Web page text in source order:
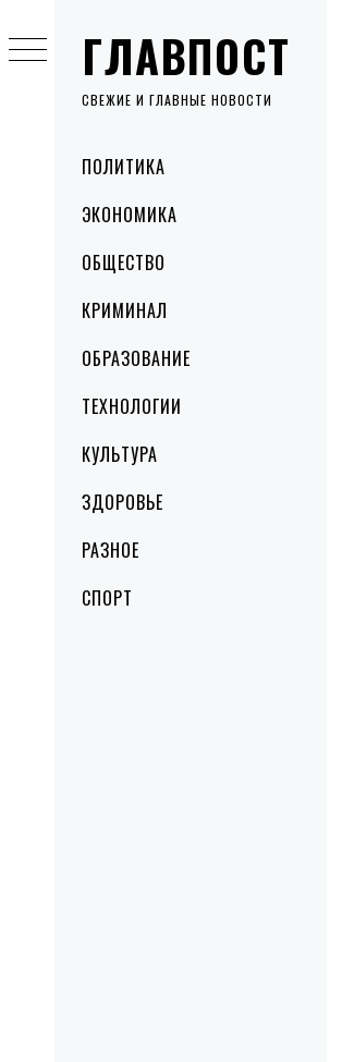
ГЛАВПОСТ
СВЕЖИЕ И ГЛАВНЫЕ НОВОСТИ
MenuПОЛИТИКА
ЭКОНОМИКА
ОБЩЕСТВО
КРИМИНАЛ
ОБРАЗОВАНИЕ
ТЕХНОЛОГИИ
КУЛЬТУРА
ЗДОРОВЬЕ
РАЗНОЕ
СПОРТ
to
content